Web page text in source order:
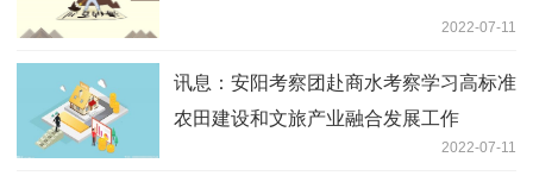
2022-07-11
讯息：安阳考察团赴商水考察学习高标准
农田建设和文旅产业融合发展工作
2022-07-11